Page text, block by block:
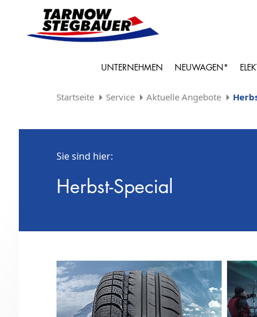
UNTERNEHMEN NEUWAGEN*
Startseite Service Aktuelle Angebote
Sie sind hier:
Herbst-Special